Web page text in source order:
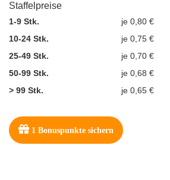
Staffelpreise
1-9 Stk.
je 0,80 €
10-24 Stk.
je 0,75 €
25-49 Stk.
je 0,70 €
50-99 Stk.
je 0,68 €
> 99 Stk.
je 0,65 €
1 Bonuspunkte sichern